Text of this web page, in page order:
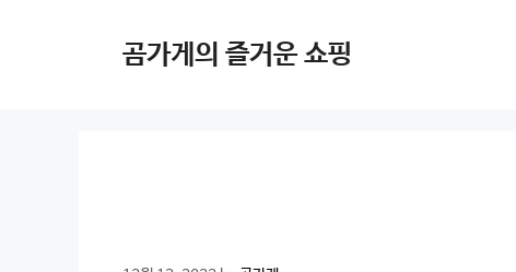
곰가게의 즐거운 쇼핑